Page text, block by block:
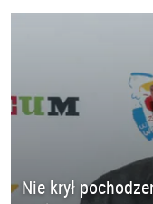
Nie krył